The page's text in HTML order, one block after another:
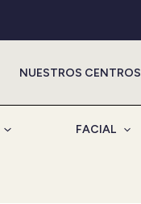
NUESTROS CENTROS
FACIAL